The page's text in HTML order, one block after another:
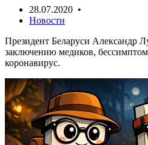
28.07.2020 •
Новости
Президент Беларуси Александр
заключению медиков,
коронавирус.